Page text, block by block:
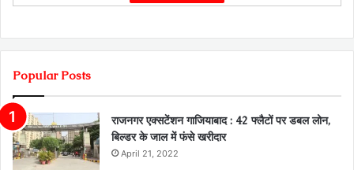
Popular Posts
राजनगर एक्सटेंशन गाजियाबाद : 42 फ्लैटों पर डबल लोन,
बिल्डर के जाल में फंसे खरीदार
April 21, 2022